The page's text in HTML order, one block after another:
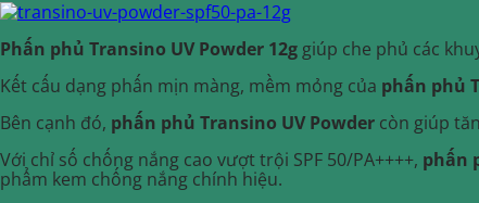
Phấn phủ Transino UV Powder 12ggiúp che phủ các
Kết cấu dạng phấn mịn màng, mềm mỏng của phấn phủ
Bên cạnh đó, phấn phủ Transino UV Powder còn giúp
Với chỉ số chống nắng cao vượt trội SPF 50/PA++++, phấn
phẩm kem chống nắng chính hiệu.